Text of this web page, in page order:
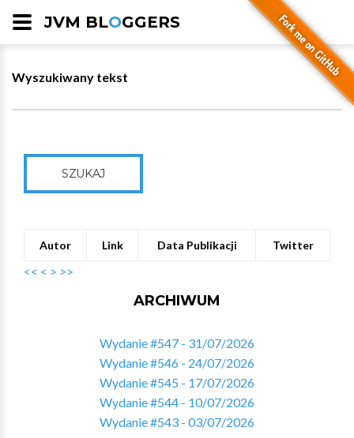
JVM BLOGGERS
Wyszukiwany tekst
SZUKAJ
Autor Link Data Publikacji Twitter
<< < > >>
ARCHIWUM
Wydanie #547 - 31/07/2026
Wydanie #546 - 24/07/2026
Wydanie #545 - 17/07/2026
Wydanie #544 - 10/07/2026
Wydanie #543 - 03/07/2026